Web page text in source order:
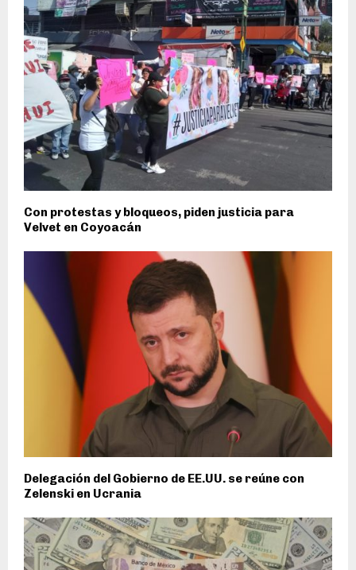
Con protestas y bloqueos, piden justicia para
Velvet en Coyoacán
Delegación del Gobierno de EE.UU. se reúne con
Zelenski en Ucrania